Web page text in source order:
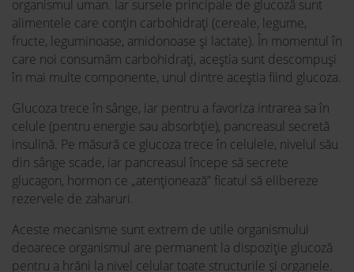
organismul uman. Iar sursele principale de glucoză sunt
alimentele care conțin carbohidrați (cereale, legume,
fructe, leguminoase, amidonoase și lactate). În momentul în
care noi consumăm carbohidrați, aceștia sunt descompuși
în mai multe componente, unul dintre aceștia fiind glucoza.
Glucoza trece în sânge, iar pentru a favoriza intrarea sa în
celule (pentru energie sau absorbție), pancreasul secretă
insulină. Pe măsură ce glucoza trece în celulele, nivelul său
din sânge scade, iar pancreasul începe să secrete
glucagon, hormon ce „atenționează” ficatul să elibereze
rezervele de zaharuri.
Aceste mecanisme sunt extrem de utile organismului
deoarece organismul are permanent la dispoziție glucoză
pentru a hrăni la nivel celular toate structurile și organele.